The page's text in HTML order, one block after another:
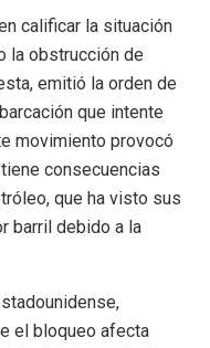
calificar la situación
la obstrucción de
emitió la orden de
que intente
movimiento provocó
consecuencias
que ha visto sus
barril debido a la
el bloqueo afecta